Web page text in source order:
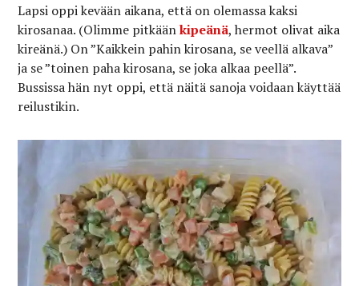
Lapsi oppi kevään aikana, että on olemassa kaksi
kirosanaa. (Olimme pitkäänkipeänä, hermot olivat aika
kireänä.) On ”Kaikkein pahin kirosana, se veellä alkava”
ja se ”toinen paha kirosana, se joka alkaa peellä”.
Bussissa hän nyt oppi, että näitä sanoja voidaan käyttää
reilustikin.